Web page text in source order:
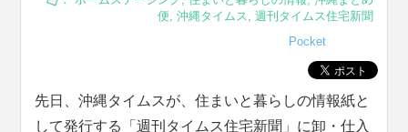
便, 沖縄タイムス, 週刊タイムス住宅新聞
Pocket
先日、沖縄タイムスが、住まいと暮らしの情報紙と
して発行する「週刊タイムス住宅新聞」に卸・仕入